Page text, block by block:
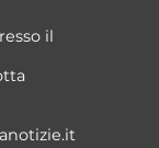
il